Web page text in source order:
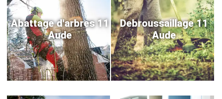
Abattage d'arbres 11
Aude
Debroussaillage 11
Aude